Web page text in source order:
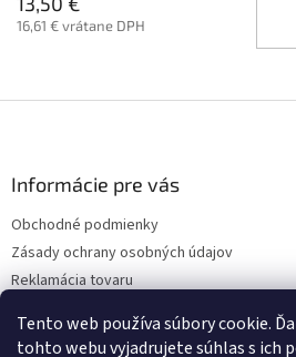
Tento web používa súbory cookie.
tohto webu vyjadrujete súhlas s ich
16,61 € vrátane DPH
Informácie pre vás
Obchodné podmienky
Zásady ochrany osobných údajov
Reklamácia tovaru
Napíšte nám